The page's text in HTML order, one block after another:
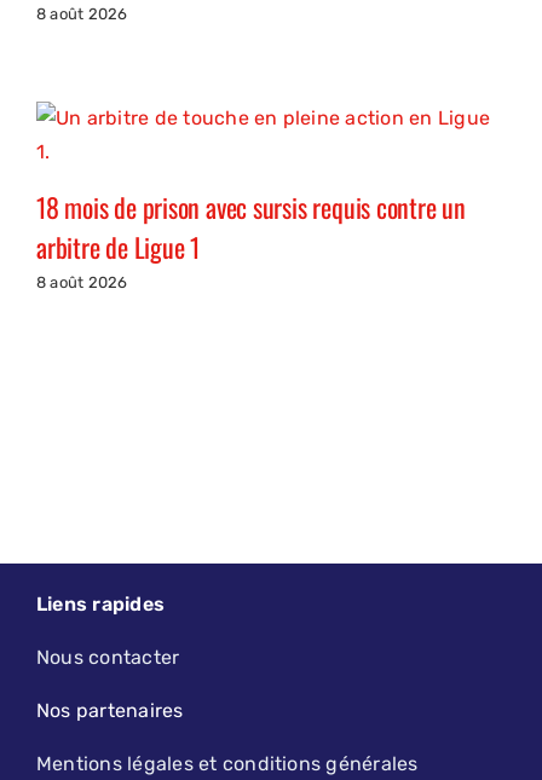
8 août 2026
18 mois de prison avec sursis requis contre un
arbitre de Ligue 1
8 août 2026
Liens rapides
Nous contacter
Nos partenaires
Mentions légales et conditions générales